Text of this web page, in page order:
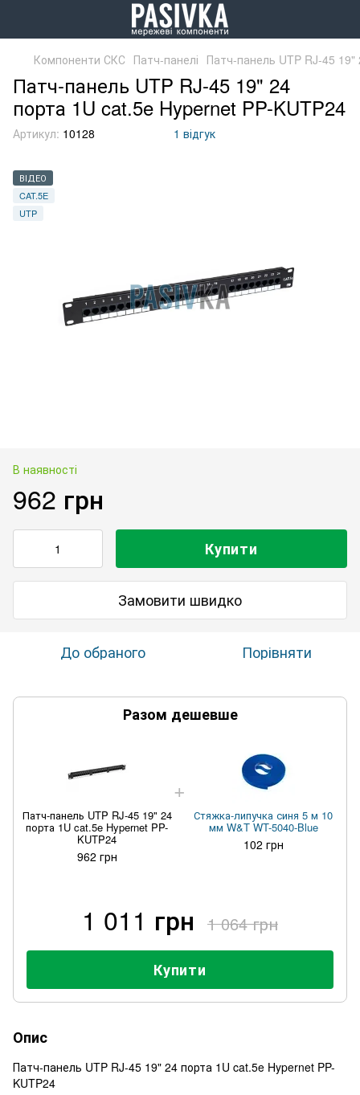
Компоненти СКС Патч-панелі Патч-панель UTP RJ-45
Патч-панель UTP RJ-45 19" 24
порта 1U cat.5e Hypernet PP-KUTP24
Артикул: 10128 1 відгук
ВІДЕО
CAT.5E
UTP
В наявності
962 грн
Купити
Замовити швидко
До обраного Порівняти
Разом дешевше
Патч-панель UTP RJ-45 19" 24
порта 1U cat.5e Hypernet PP-
KUTP24
962 грн
Стяжка-липучка синя 5 м 10
мм W&T WT-5040-Blue
102 грн
1 011 грн 1 064 грн
Купити
Опис
Патч-панель UTP RJ-45 19" 24 порта 1U cat.5e Hypernet PP-
KUTP24